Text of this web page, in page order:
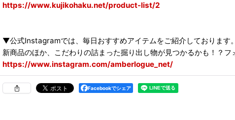
https://www.kujikohaku.net/product-list/2
▼公式Instagramでは、毎日おすすめアイテムをご紹介しております。
新商品のほか、こだわりの詰まった掘り出し物が見つかるかも！？フ
https://www.instagram.com/amberlogue_net/
Facebookでシェア